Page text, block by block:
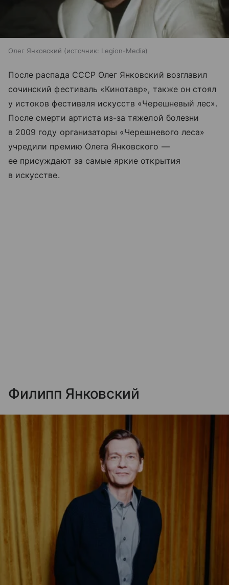
Олег Янковский источник: Legion-Media
После распада СССР Олег Янковский возглавил
сочинский фестиваль «Кинотавр», также он стоял
у истоков фестиваля искусств «Черешневый лес».
После смерти артиста из-за тяжелой болезни
в 2009 году организаторы «Черешневого леса»
учредили премию Олега Янковского —
ее присуждают за самые яркие открытия
в искусстве.
Филипп Янковский